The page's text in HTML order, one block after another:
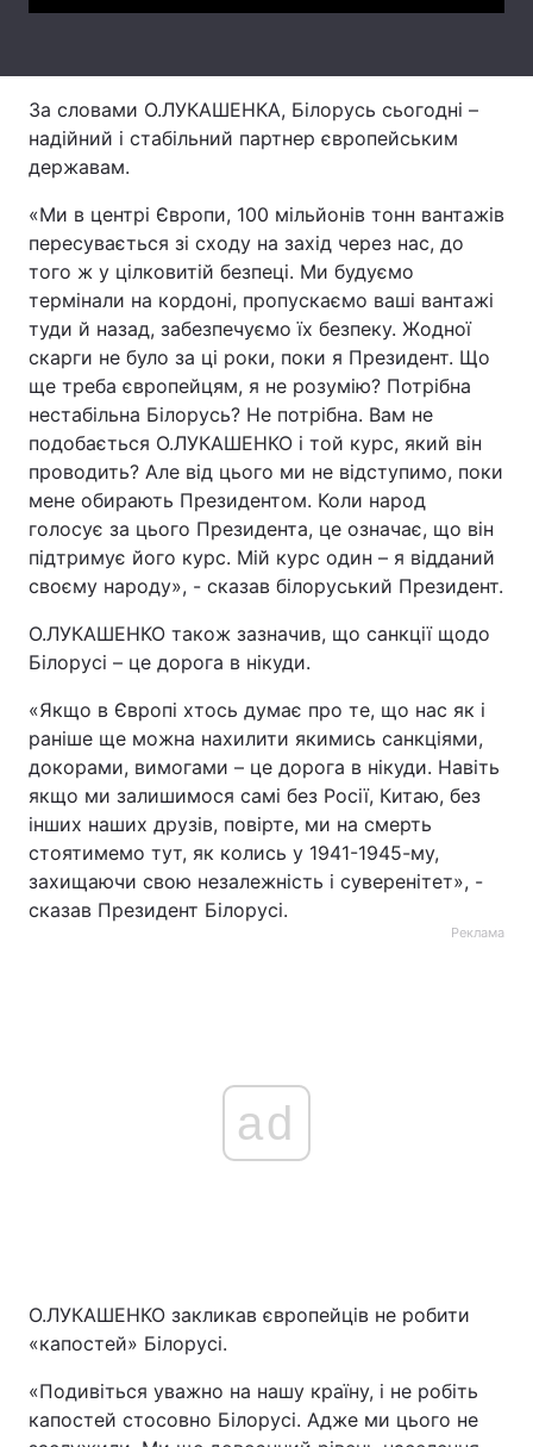
Тема оформлення
За словами О.ЛУКАШЕНКА, Білорусь сьогодні –
надійний і стабільний партнер європейським
державам.
«Ми в центрі Європи, 100 мільйонів тонн вантажів
пересувається зі сходу на захід через нас, до
того ж у цілковитій безпеці. Ми будуємо
термінали на кордоні, пропускаємо ваші вантажі
туди й назад, забезпечуємо їх безпеку. Жодної
скарги не було за ці роки, поки я Президент. Що
ще треба європейцям, я не розумію? Потрібна
нестабільна Білорусь? Не потрібна. Вам не
подобається О.ЛУКАШЕНКО і той курс, який він
проводить? Але від цього ми не відступимо, поки
мене обирають Президентом. Коли народ
голосує за цього Президента, це означає, що він
підтримує його курс. Мій курс один – я відданий
своєму народу», - сказав білоруський Президент.
О.ЛУКАШЕНКО також зазначив, що санкції щодо
Білорусі – це дорога в нікуди.
«Якщо в Європі хтось думає про те, що нас як і
раніше ще можна нахилити якимись санкціями,
докорами, вимогами – це дорога в нікуди. Навіть
якщо ми залишимося самі без Росії, Китаю, без
інших наших друзів, повірте, ми на смерть
стоятимемо тут, як колись у 1941-1945-му,
захищаючи свою незалежність і суверенітет», -
сказав Президент Білорусі.
Реклама
ad
О.ЛУКАШЕНКО закликав європейців не робити
«капостей» Білорусі.
«Подивіться уважно на нашу країну, і не робіть
капостей стосовно Білорусі. Адже ми цього не